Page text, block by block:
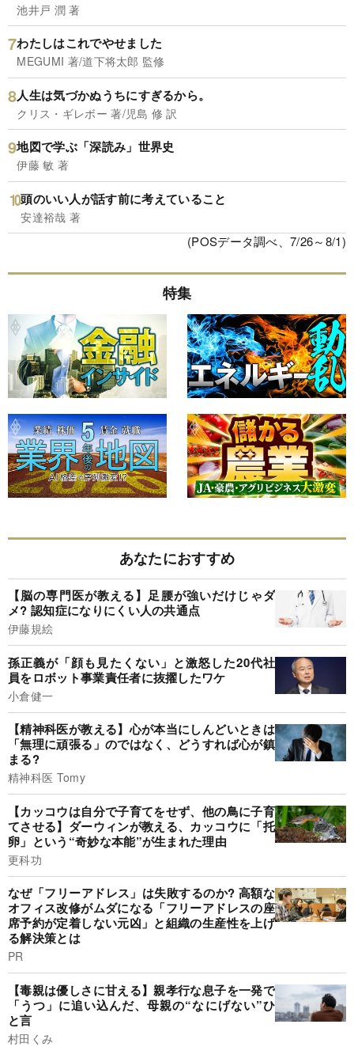
池井戸 潤 著
わたしはこれでやせました
MEGUMI 著/道下将太郎 監修
人生は気づかぬうちにすぎるから。
クリス・ギレボー 著/児島 修 訳
地図で学ぶ「深読み」世界史
伊藤 敏 著
頭のいい人が話す前に考えていること
安達裕哉 著
(POSデータ調べ、7/26～8/1)
特集
あなたにおすすめ
【脳の専門医が教える】足腰が強いだけじゃダ
メ? 認知症になりにくい人の共通点
伊藤規絵
孫正義が「顔も見たくない」と激怒した20代社
員をロボット事業責任者に抜擢したワケ
小倉健一
【精神科医が教える】心が本当にしんどいときは
「無理に頑張る」のではなく、どうすれば心が鎮
まる?
精神科医 Tomy
【カッコウは自分で子育てをせず、他の鳥に子育
てさせる】ダーウィンが教える、カッコウに「托
卵」という“奇妙な本能”が生まれた理由
更科功
なぜ「フリーアドレス」は失敗するのか? 高額な
オフィス改修がムダになる「フリーアドレスの座
席予約が定着しない元凶」と組織の生産性を上げ
る解決策とは
PR
【毒親は優しさに甘える】親孝行な息子を一発で
「うつ」に追い込んだ、母親の“なにげない”ひ
と言
村田くみ